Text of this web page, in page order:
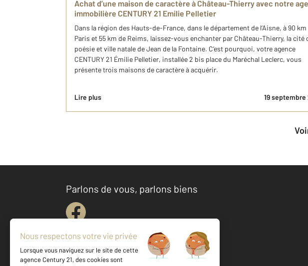
Achat d’une maison de caractère à Château-Thierry avec notre
immobilière CENTURY 21 Emilie Pelletier
Dans la région des Hauts-de-France, dans le département de l’Aisne, à 90 km
Paris et 55 km de Reims, laissez-vous enchanter par Château-Thierry, la cité
poésie et ville natale de Jean de la Fontaine. C’est pourquoi, votre agence
CENTURY 21 Émilie Pelletier, installée 2 bis place du Maréchal Leclerc, vous
présente trois maisons de caractère à acquérir.
Lire plus 19 septembre
Parlons de vous, parlons biens